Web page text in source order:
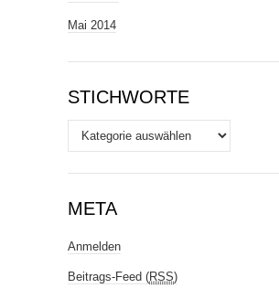
Mai 2014
STICHWORTE
Stichworte
META
Anmelden
Beitrags-Feed (RSS)